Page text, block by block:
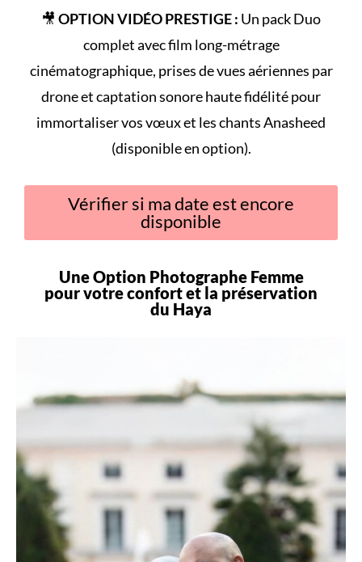
🎥 OPTION VIDÉO PRESTIGE : Un pack Duo
complet avec film long-métrage
cinématographique, prises de vues aériennes par
drone et captation sonore haute fidélité pour
immortaliser vos vœux et les chants Anasheed
(disponible en option).
Vérifier si ma date est encore
disponible
Une Option Photographe Femme
pour votreconfortet la préservation
du Haya